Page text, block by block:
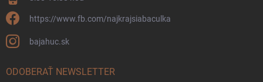
https://www.fb.com/najkrajsiabaculka
bajahuc.sk
ODOBERAŤ NEWSLETTER